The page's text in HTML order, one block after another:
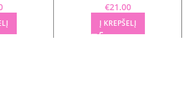
€21.00
Į KREPŠELĮ